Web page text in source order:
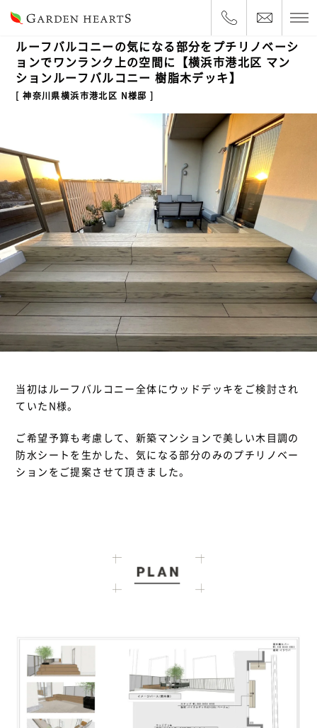
2023.3.17 ルーフバルコニー
神奈川県横浜市港北区 N様邸
ルーフバルコニーの気になる部分をプチリノベーシ
ョンでワンランク上の空間に【横浜市港北区 マン
ションルーフバルコニー 樹脂木デッキ】
当初はルーフバルコニー全体にウッドデッキをご検討され
ていたN様。
ご希望予算も考慮して、新築マンションで美しい木目調の
防水シートを生かした、気になる部分のみのプチリノベー
ションをご提案させて頂きました。